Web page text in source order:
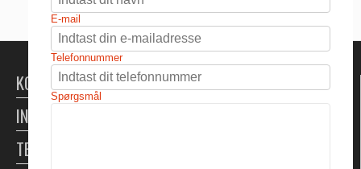
KONTAKT
INFORMATION
TELTUDLEJNING
E-mail
Telefonnummer
Spørgsmål